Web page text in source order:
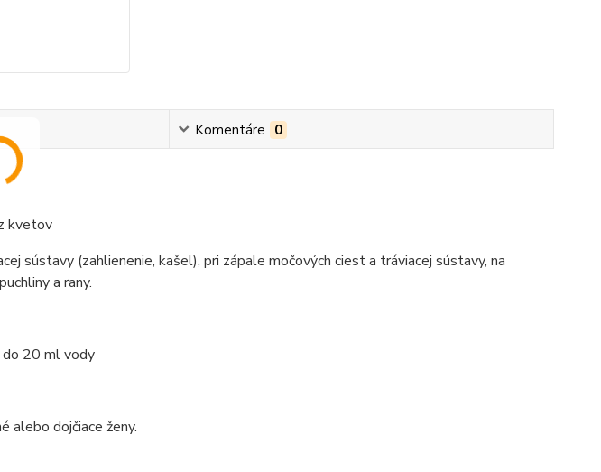
Komentáre 0
kvetov
sústavy (zahlienenie, kašel), pri zápale močových ciest a tráviacej sústavy, na
a rany.
do 20 ml vody
alebo dojčiace ženy.